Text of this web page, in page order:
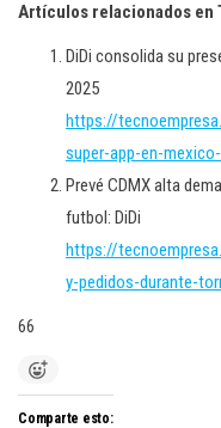
Artículos relacionados en
DiDi consolida su
2025
https://
super-app-en-
Prevé CDMX alta
futbol: DiDi
https://
y-pedidos-durante-
66
Comparte esto: